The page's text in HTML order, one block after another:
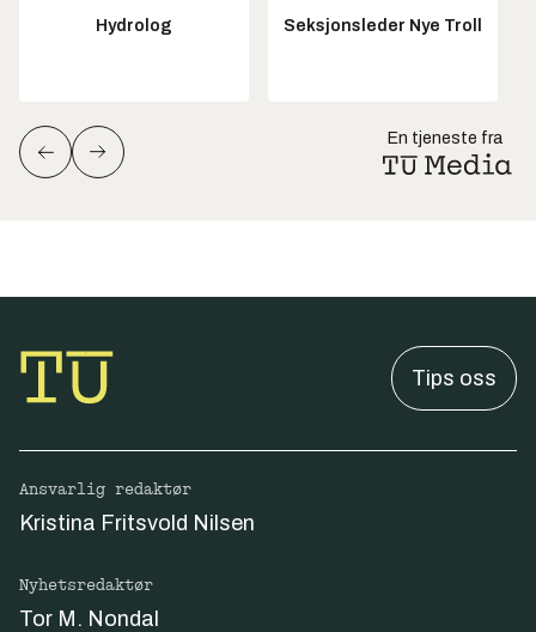
Hydrolog Seksjonsleder Nye Troll
En tjeneste fra
Tips oss
Ansvarlig redaktør
Kristina Fritsvold Nilsen
Nyhetsredaktør
Tor M. Nondal